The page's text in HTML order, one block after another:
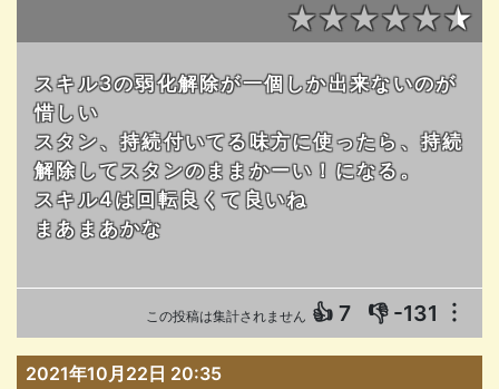
★★★★★★
スキル3の弱化解除が一個しか出来ないのが
惜しい
スタン、持続付いてる味方に使ったら、持続
解除してスタンのままかーい！になる。
スキル4は回転良くて良いね
まあまあかな
この投稿は集計されません 👍 7 👎 -131 ︙
2021年10月22日 20:35